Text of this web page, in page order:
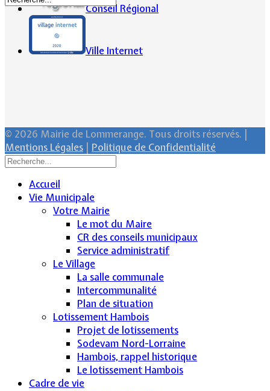
Conseil Régional
Ville Internet
© 2026 Mairie de Lommerange. Tous droits réservés. |
Mentions Légales
Politique de Confidentialité
Accueil
Vie Municipale
Votre Mairie
Le mot du Maire
CR des conseils municipaux
Service administratif
Le Village
La salle communale
Intercommunalité
Plan de situation
Lotissement Hambois
Projet de lotissements
Sodevam Nord-Lorraine
Hambois, rappel historique
Le lotissement Hambois
Cadre de vie